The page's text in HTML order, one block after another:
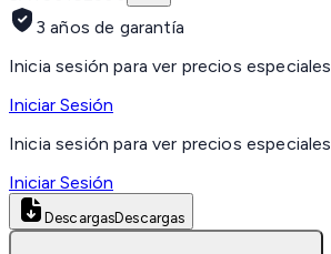
3 años de garantía
Inicia sesión para ver precios especiales
Iniciar Sesión
Inicia sesión para ver precios especiales
Iniciar Sesión
DescargasDescargas